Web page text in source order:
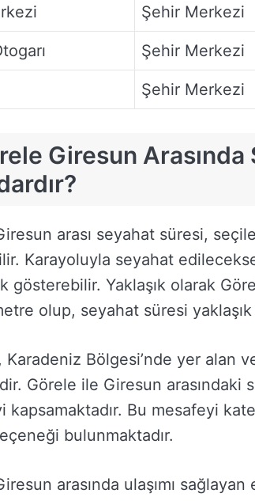
Şehir Merkezi
Şehir Merkezi
Şehir Merkezi
Giresun
arası seyahat süresi,
Karayoluyla seyahat
gösterebilir. Yaklaşık olarak
olup, seyahat süresi
Karadeniz Bölgesi’nde yer alan
Görele ile Giresun arasındaki
kapsamaktadır. Bu mesafeyi
bulunmaktadır.
arasında ulaşımı